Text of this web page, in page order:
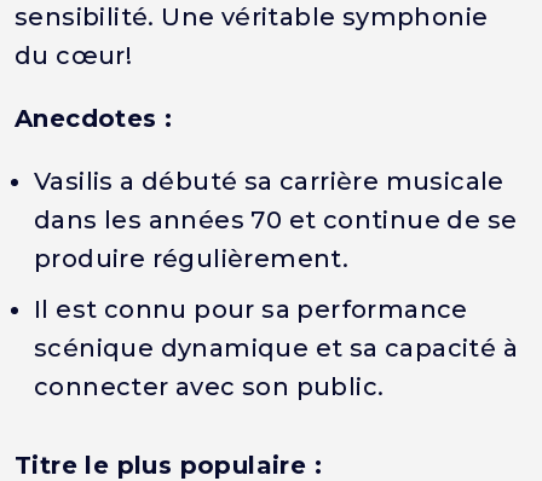
sensibilité. Une véritable symphonie
du cœur!
Anecdotes :
Vasilis a débuté sa carrière musicale
dans les années 70 et continue de se
produire régulièrement.
Il est connu pour sa performance
scénique dynamique et sa capacité à
connecter avec son public.
Titre le plus populaire :